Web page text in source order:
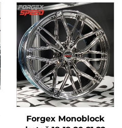
5x120 5x130
automobilske felge
žičane felge za
Porsche Rolls-Royce
AMG BMW X7
Forgex Monoblock